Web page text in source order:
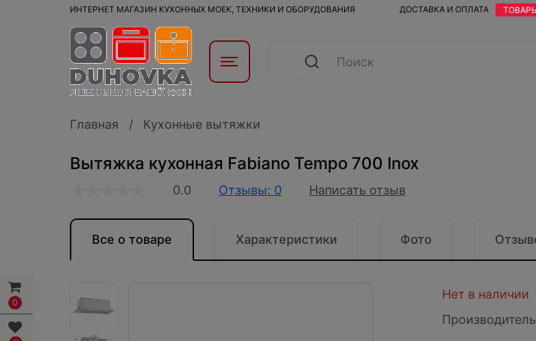
0
ИНТЕРНЕТ МАГАЗИН КУХОННЫХ МОЕК, ТЕХНИКИ И ОБОРУДОВАНИЯ ДОСТАВКА И ОПЛАТА
Главная Кухонные вытяжки
Вытяжка кухонная Fabiano Tempo 700 Inox
0.0 Отзывы: 0 Написать отзыв
Все о товаре Характеристики Фото
Нет в наличии